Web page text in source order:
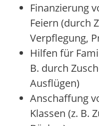
Finanzierung
Feiern (durch
Verpflegung,
Hilfen für
B. durch
Ausflügen)
Anschaffung
Klassen (z. B.